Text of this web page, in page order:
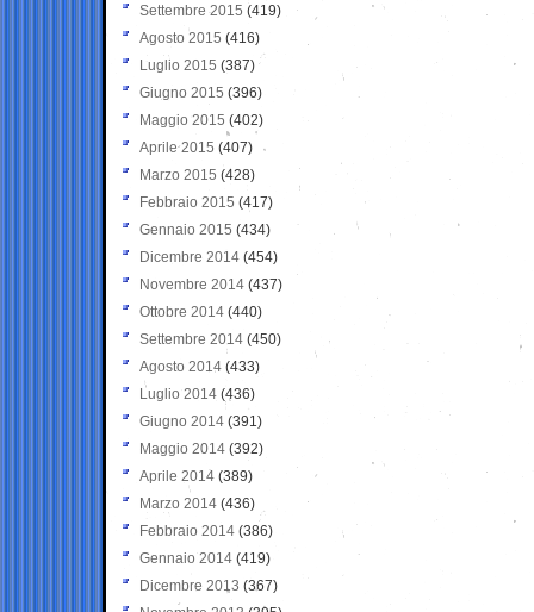
Settembre 2015 (419)
Agosto 2015 (416)
Luglio 2015 (387)
Giugno 2015 (396)
Maggio 2015 (402)
Aprile 2015 (407)
Marzo 2015 (428)
Febbraio 2015 (417)
Gennaio 2015 (434)
Dicembre 2014 (454)
Novembre 2014 (437)
Ottobre 2014 (440)
Settembre 2014 (450)
Agosto 2014 (433)
Luglio 2014 (436)
Giugno 2014 (391)
Maggio 2014 (392)
Aprile 2014 (389)
Marzo 2014 (436)
Febbraio 2014 (386)
Gennaio 2014 (419)
Dicembre 2013 (367)